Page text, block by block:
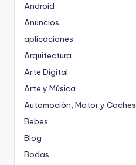
Android
Anuncios
aplicaciones
Arquitectura
Arte Digital
Arte y Música
Automoción, Motor y Coches
Bebes
Blog
Bodas